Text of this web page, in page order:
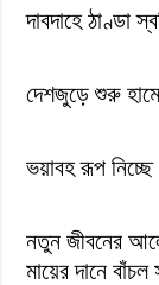
দাবদাহে
দেশজুড়ে শুরু
ভয়াবহ রূপ
নতুন জীবনের
মায়ের দানে